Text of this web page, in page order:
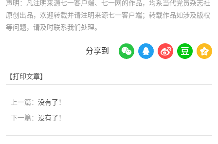
声明：凡注明来源七一客户端、七一网的作品，均系当代党员杂志社
原创出品，欢迎转载并请注明来源七一客户端；转载作品如涉及版权
等问题，请及时联系我们处理。
分享到
【打印文章】
上一篇： 没有了！
下一篇： 没有了！